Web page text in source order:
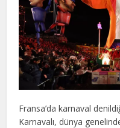
Fransa’da karnaval
Karnavalı, dünya